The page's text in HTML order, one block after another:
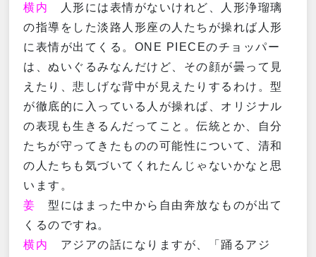
横内
人形には表情がないけれど、人形浄瑠璃
の指導をした淡路人形座の人たちが操れば人形
に表情が出てくる。ONE PIECEのチョッパー
は、ぬいぐるみなんだけど、その顔が曇って見
えたり、悲しげな背中が見えたりするわけ。型
が徹底的に入っている人が操れば、オリジナル
の表現も生きるんだってこと。伝統とか、自分
たちが守ってきたものの可能性について、清和
の人たちも気づいてくれたんじゃないかなと思
います。
姜
型にはまった中から自由奔放なものが出て
くるのですね。
横内
アジアの話になりますが、「踊るアジ